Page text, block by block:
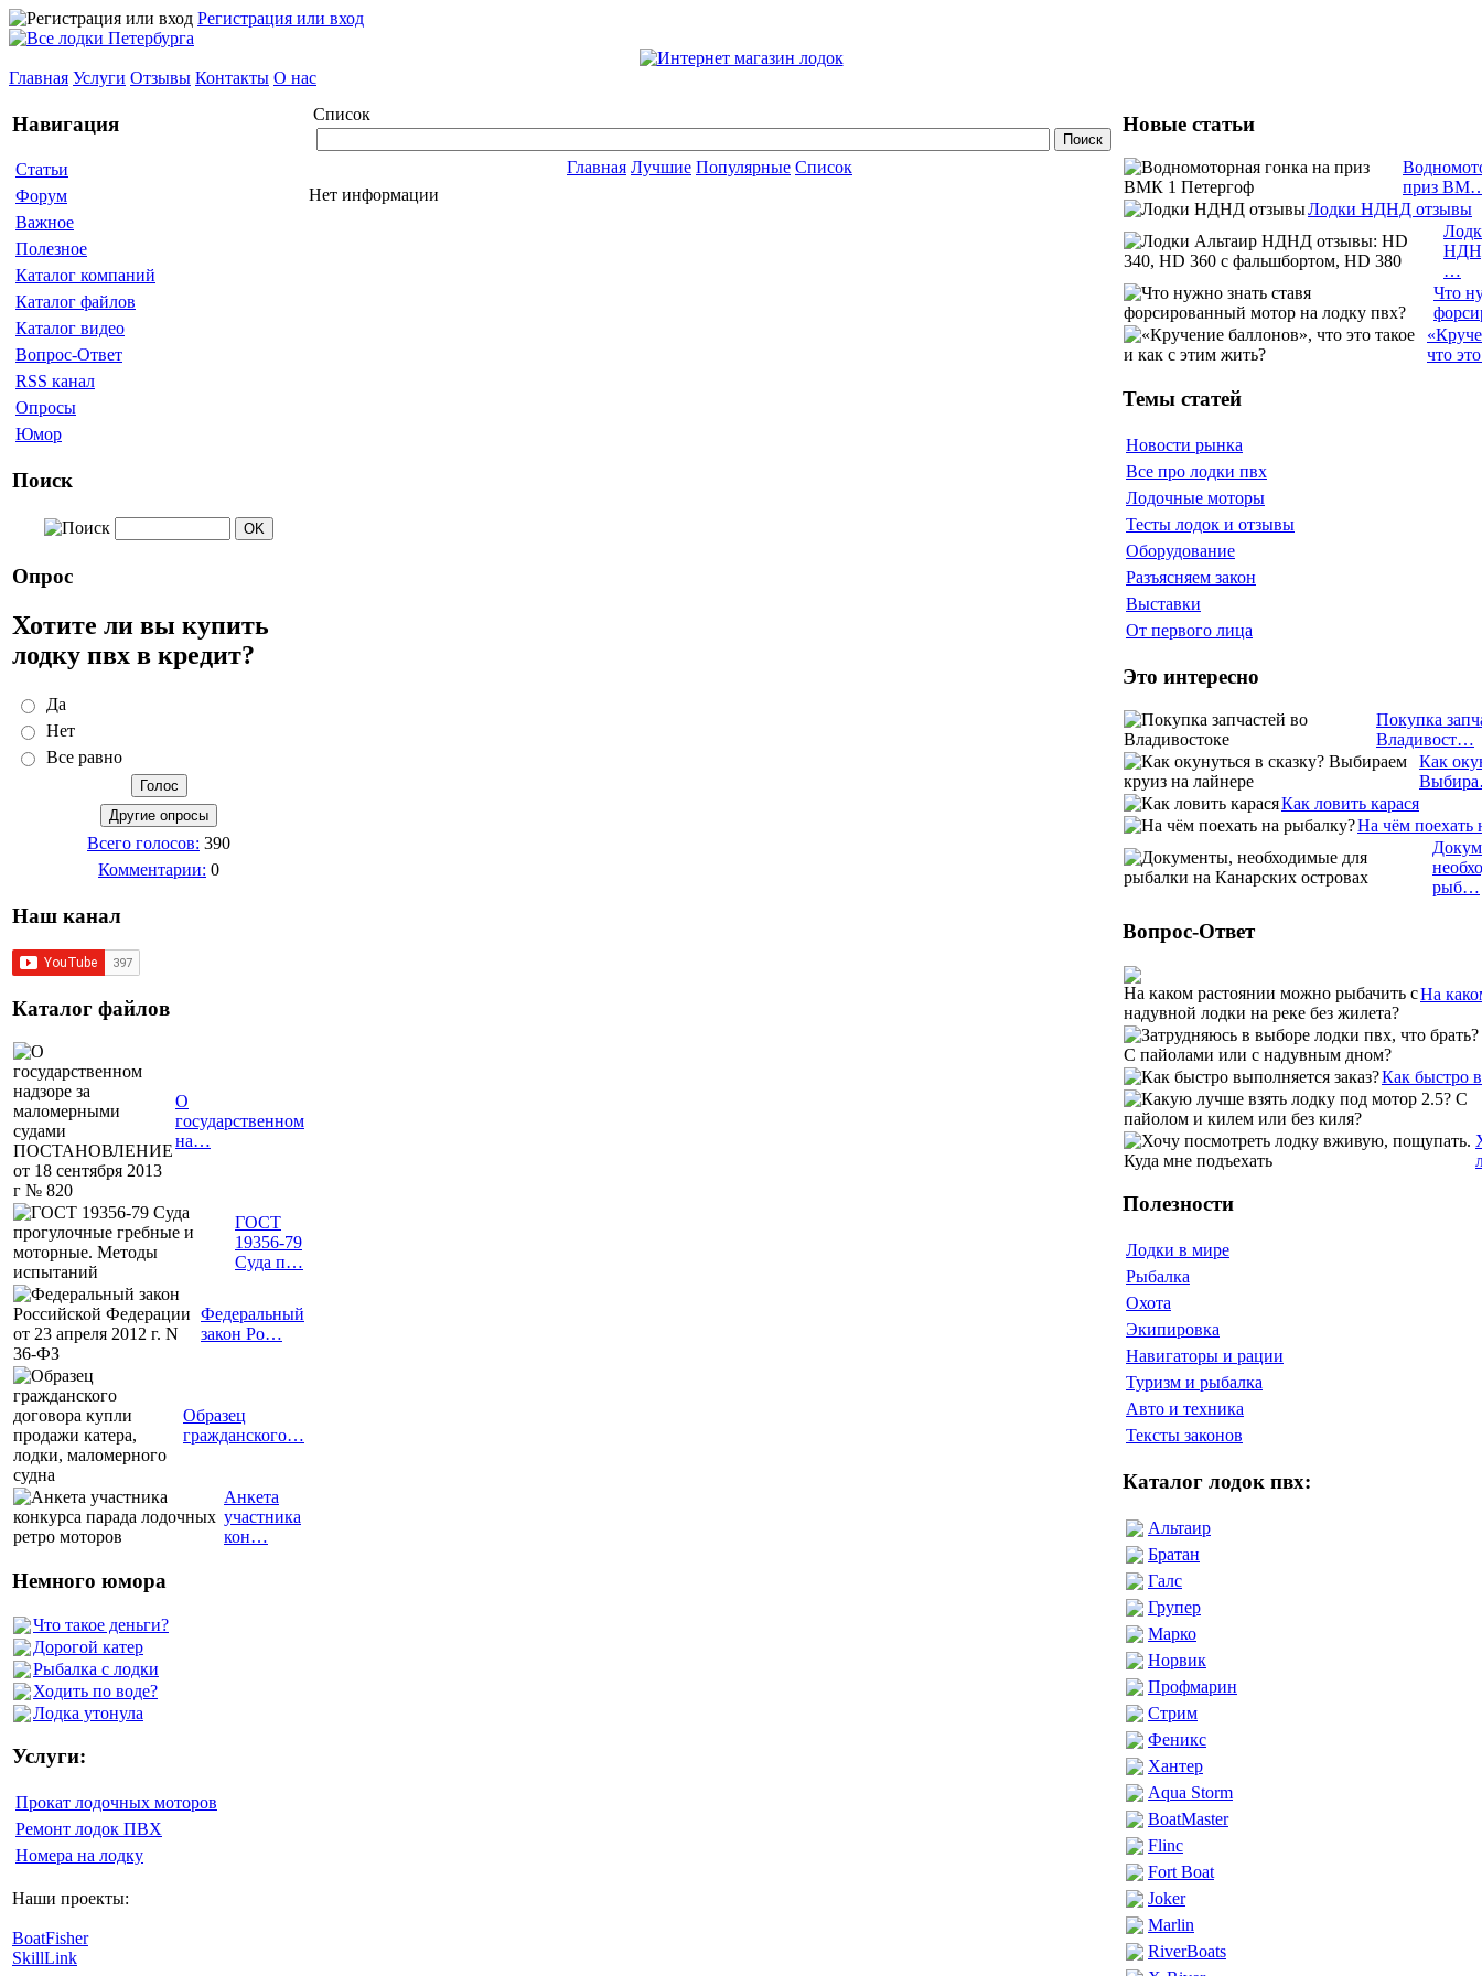
Регистрация или вход
Главная Услуги Отзывы Контакты О нас
Навигация
Статьи
Форум
Важное
Полезное
Каталог компаний
Каталог файлов
Каталог видео
Вопрос-Ответ
RSS канал
Опросы
Юмор
Поиск
Опрос
Хотите ли вы купить
лодку пвх в кредит?
Да
Нет
Все равно
Всего голосов: 390
Комментарии: 0
Наш канал
Каталог файлов
О
государственном
на…
ГОСТ
19356-79
Суда п…
Федеральный
закон Ро…
Образец
гражданского…
Анкета
участника
кон…
Немного юмора
Что такое деньги?
Дорогой катер
Рыбалка с лодки
Ходить по воде?
Лодка утонула
Услуги:
Прокат лодочных моторов
Ремонт лодок ПВХ
Номера на лодку
Наши проекты:
BoatFisher
SkillLink
Список
Главная Лучшие Популярные Список
Нет информации
Новые статьи
приз
Лодки НДНД отзывы
…
Что
что
Темы статей
Новости рынка
Все про лодки пвх
Лодочные моторы
Тесты лодок и отзывы
Оборудование
Разъясняем закон
Выставки
От первого лица
Это интересно
Покупка
Владивост…
Как
Как ловить карася
На чём поехать
рыб…
Вопрос-Ответ
На
Как быстро
Полезности
Лодки в мире
Рыбалка
Охота
Экипировка
Навигаторы и рации
Туризм и рыбалка
Авто и техника
Тексты законов
Каталог лодок пвх:
Альтаир
Братан
Галс
Групер
Марко
Норвик
Профмарин
Стрим
Феникс
Хантер
Aqua Storm
BoatMaster
Flinc
Fort Boat
Joker
Marlin
RiverBoats